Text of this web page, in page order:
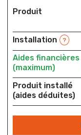
Produit
Installation ?
Aides financières
(maximum)
Produit installé
(aides déduites)